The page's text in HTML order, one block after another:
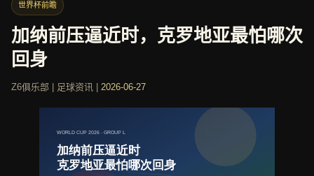
世界杯前瞻
加纳前压逼近时，克罗地亚最怕哪次
回身
Z6俱乐部 | 足球资讯 | 2026-06-27